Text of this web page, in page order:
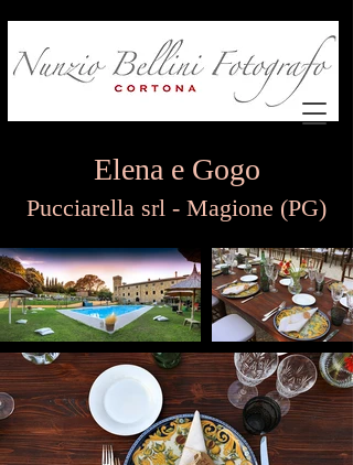
Elena e Gogo
Pucciarella srl - Magione (PG)